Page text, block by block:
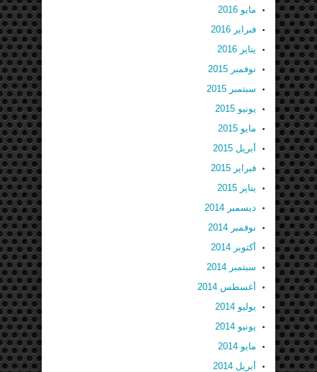
مايو 2016
فبراير 2016
يناير 2016
نوفمبر 2015
سبتمبر 2015
يونيو 2015
مايو 2015
أبريل 2015
فبراير 2015
يناير 2015
ديسمبر 2014
نوفمبر 2014
أكتوبر 2014
سبتمبر 2014
أغسطس 2014
يوليو 2014
يونيو 2014
مايو 2014
أبريل 2014